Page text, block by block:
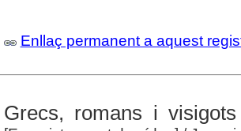
Enllaç permanent a aquest
Grecs, romans i